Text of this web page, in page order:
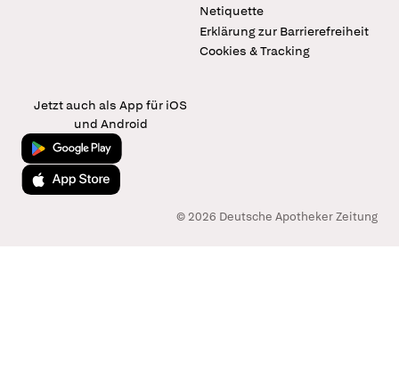
Netiquette
Erklärung zur Barrierefreiheit
Cookies & Tracking
Jetzt auch als App für iOS
und Android
Jetzt bei Google Play
Laden im App Store
© 2026 Deutsche Apotheker Zeitung